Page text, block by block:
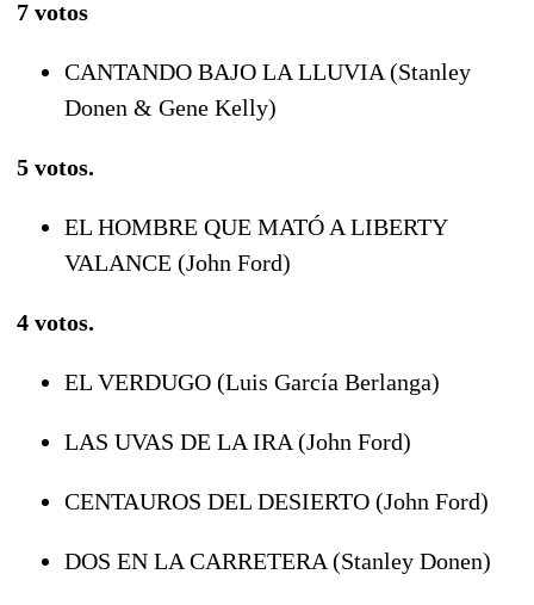
7 votos
CANTANDO BAJO LA LLUVIA (Stanley
Donen & Gene Kelly)
5 votos.
EL HOMBRE QUE MATÓ A LIBERTY
VALANCE (John Ford)
4 votos.
EL VERDUGO (Luis García Berlanga)
LAS UVAS DE LA IRA (John Ford)
CENTAUROS DEL DESIERTO (John Ford)
DOS EN LA CARRETERA (Stanley Donen)